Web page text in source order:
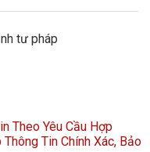
tư pháp
Theo Yêu Cầu Hợp
Tin Chính Xác, Bảo